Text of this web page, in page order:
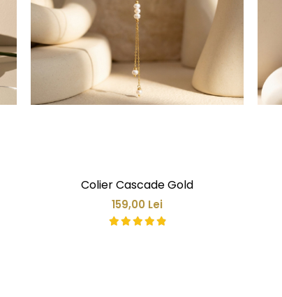
Colier Cascade Gold
159,00 Lei